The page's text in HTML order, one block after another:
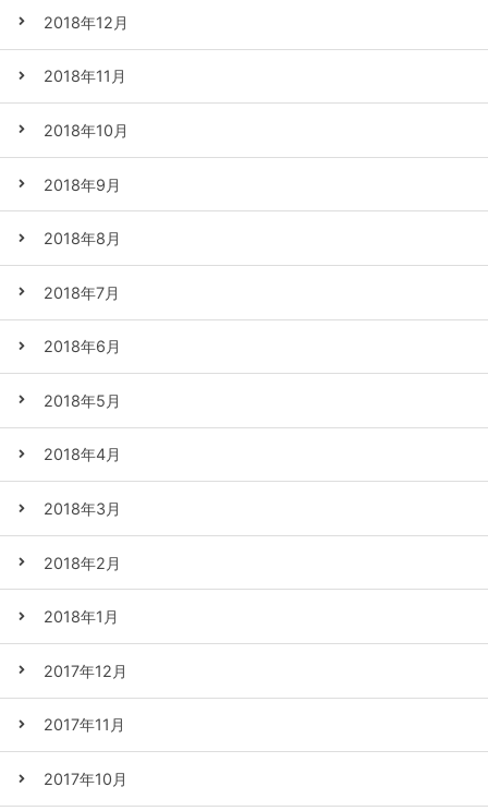
2018年12月
2018年11月
2018年10月
2018年9月
2018年8月
2018年7月
2018年6月
2018年5月
2018年4月
2018年3月
2018年2月
2018年1月
2017年12月
2017年11月
2017年10月